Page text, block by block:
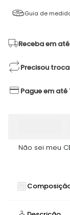
Guia de
Receba em
Precisou
Pague em até
Não sei meu